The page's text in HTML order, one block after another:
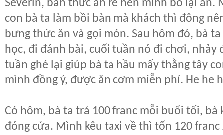
Severin, bán thức ăn rẻ nên mình bò lại ăn.
con bà ta làm bồi bàn mà khách thì đông
bưng thức ăn và gọi món. Sau hôm đó, bà
học, đi đánh bài, cuối tuần nó đi chơi, nhảy
tuần ghé lại giúp bà ta hầu mấy thằng tây
mình đồng ý, được ăn cơm miễn phí. He he
Có hôm, bà ta trả 100 franc mỗi buổi tối,
đóng cửa. Mình kêu taxi về thì tốn 120